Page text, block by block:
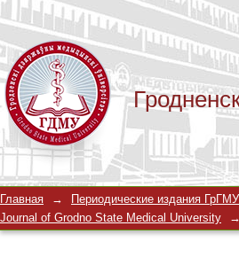
Низкоинтенсивное
коррекции
Главная →
Периодические издания
Journal of Grodno State Medical University
→